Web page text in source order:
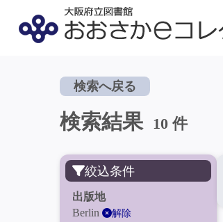
検索へ戻る
検索結果 10 件
絞込条件
出版地
Berlin
解除